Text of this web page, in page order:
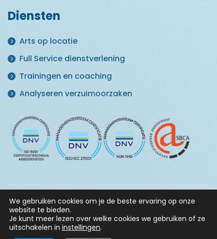
Diensten
Arts op locatie
Full Service dienstverlening
Trainingen en coaching
Analyseren verzuimoorzaken
© 2026 Master in Vitaliteit ·Klachtenregeling·Privacy
Statement·Informatiebeveiligingsbeleid·Algemene
voorwaarden
We gebruiken cookies om je de beste ervaring op onze
website te bieden.
Je kunt meer lezen over welke cookies we gebruiken of ze
uitschakelen in instellingen.